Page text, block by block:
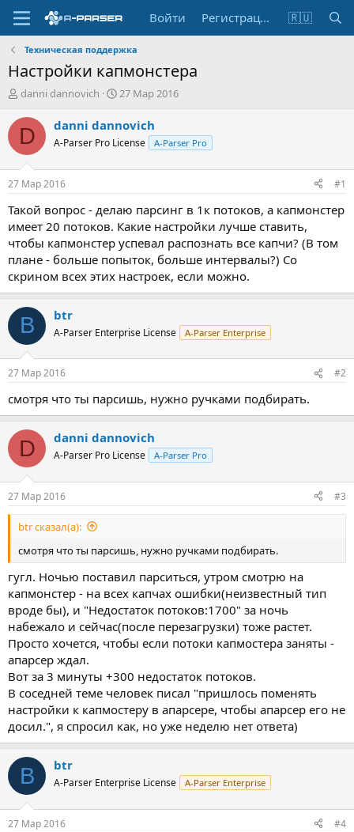
Войти Регистрация 🇷🇺
Техническая поддержка
Настройки капмонстера
А
т
т
е
м
ы
danni dannovich
Д
т
н
а
л
а
27 Мар 2016
D danni dannovich
A-Parser Pro License A-Parser Pro
27 Мар 2016 #1
Такой вопрос - делаю парсинг в 1к потоков, а капмонстер
имеет 20 потоков. Какие настройки лучше ставить,
чтобы капмонстер успевал распознать все капчи? (В том
плане - больше попыток, больше интервалы?) Со
скрином всех этих настроек, если можно.
B btr
A-Parser Enterprise License A-Parser Enterprise
27 Мар 2016 #2
смотря что ты парсишь, нужно ручками подбирать.
D danni dannovich
A-Parser Pro License A-Parser Pro
27 Мар 2016 #3
btr сказал(а):
смотря что ты парсишь, нужно ручками подбирать.
гугл. Ночью поставил парситься, утром смотрю на
капмонстер - на всех капчах ошибки(неизвестный тип
вроде бы), и "Недостаток потоков:1700" за ночь
набежало и сейчас(после перезагрузки) тоже растет.
Просто хочется, чтобы если потоки капмостера заняты -
апарсер ждал.
Вот за 3 минуты +300 недостаток потоков.
В соседней теме человек писал "пришлось поменять
настройки к капмостеру в апарсере, чтобы апарсер его не
досил.", я спросил как, но уже неделю нет ответа)
B btr
A-Parser Enterprise License A-Parser Enterprise
27 Мар 2016 #4